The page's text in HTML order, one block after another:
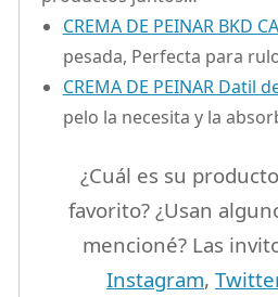
CREMA DE PEINAR BKD
pesada, Perfecta para
CREMA DE PEINAR Datil
pelo la necesita y la
¿Cuál es su
favorito? ¿Usan
mencioné? Las
Instagram,